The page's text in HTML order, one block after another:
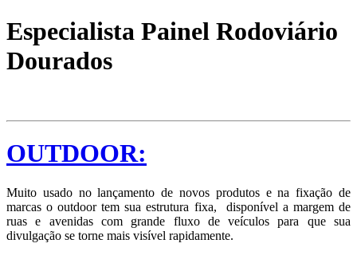
Especialista Painel Rodoviário
Dourados
OUTDOOR:
Muito usado no lançamento de novos produtos e na fixação de
marcas o outdoor tem sua estrutura fixa, disponível a margem de
ruas e avenidas com grande fluxo de veículos para que sua
divulgação se torne mais visível rapidamente.